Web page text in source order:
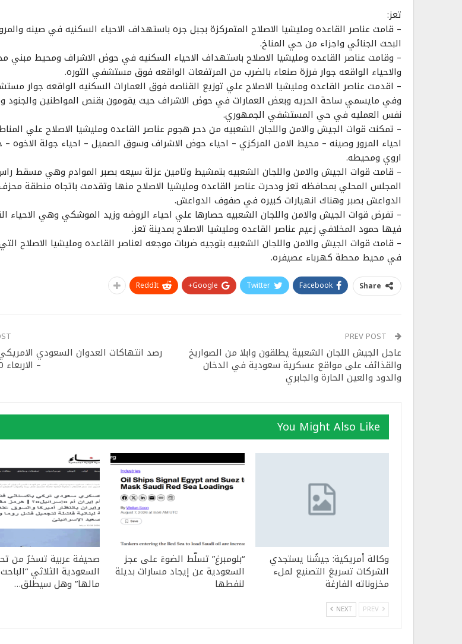
تعز:
– قامت عناصر القاعده ومليشيا الاصلاح المتمركزة بجبل جره باستهداف الاحياء السكنيه في صينه
البحث الجنائي واجزاء من حي المناخ.
– وقامت عناصر القاعده ومليشيا الاصلاح باستهداف الاحياء السكنيه في حوض الاشراف ومحيط مبني
والاحياء الواقعه جوار فرزة صنعاء بالضرب من المرتفعات الواقعه فوق مستشفي الثوره.
– اقدمت عناصر القاعده ومليشيا الاصلاح علي توزيع القناصه فوق العمارات السكنيه الواقعه جوار
وفي مايسمي ساحة الحريه وبعض العمارات في حوض الاشراف حيث يقومون بقنص المواطنين والجنود
نفس العمليه في حي المستشفي الجمهوري.
– تمكنت قوات الجيش والامن واللجان الشعبيه من دحر هجوم عناصر القاعده ومليشيا الاصلاح علي
احياء المرور وصينه – محيط الامن المركزي – احياء حوض الاشراف وسوق الصميل – احياء جولة
اروي ومحيطه.
– قامت قوات الجيش والامن واللجان الشعبيه بتمشيط وتامين عزلة سيعه بصبر الموادم وهي مسقط
المجلس المحلي بمحافظه تعز ودحرت عناصر القاعده ومليشيا الاصلاح منها وتقدمت باتجاه منطقة
الدواعش بصبر وهناك انهيارات كبيره في صفوف الدواعش.
– تفرض قوات الجيش والامن واللجان الشعبيه حصارها علي احياء الروضه وزيد الموشكي وهي الاحياء
فيها حمود المخلافي زعيم عناصر القاعده ومليشيا الاصلاح بمدينة تعز.
– قامت قوات الجيش والامن واللجان الشعبيه بتوجيه ضربات موجعه لعناصر القاعده ومليشيا الاصلاح
في محيط محطة كهرباء عصيفره.
Share
Facebook
Twitter
Google+
ReddIt
عاجل الجيش اللجان الشعبية يطلقون وابلا من الصواريخ
والقذائف على مواقع عسكرية سعودية في الدخان
والدود والعين الحارة والجابري
رصد انتهاكات العدوان السعودي
– الاربعاء 20-5-2015م
You Might Also Like
وكالة أمريكية: جيشُنا يستجدي
الشركات تسريعَ التصنيع لملء
مخزوناته الفارغة
“بلومبرغ” تسلّط الضوءَ على عجز
السعودية عن إيجاد مسارات بديلة
لنفطها
صحيفة عربية تسخرُ من
السعودية الثلاثي
مالها” وهل سيطلق…
NEXT